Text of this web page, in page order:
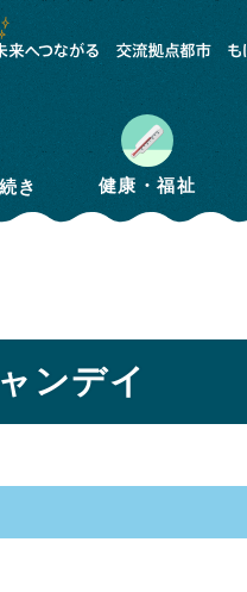
き 健康・福祉
ンデイ